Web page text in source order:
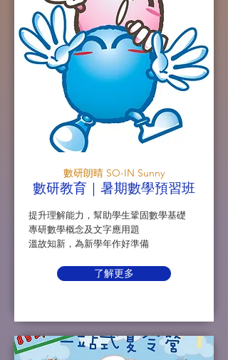
數研朗晴 SO-IN Sunny
數研教育｜暑期數學預習班
提升理解能力，幫助學生鞏固數學基礎
專研數學概念及文字應用題
溫故知新，為新學年作好準備
了解更多